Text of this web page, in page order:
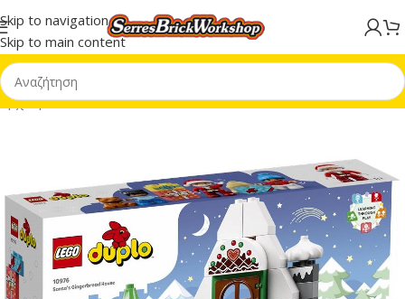
Skip to navigation
Skip to main content
Αρχική σελίδα/LEGO® DUPLO®